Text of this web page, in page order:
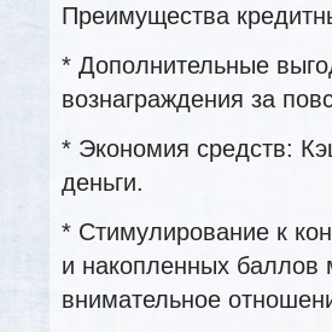
Преимущества
* Дополнительные
вознаграждения за
* Экономия средств:
деньги.
* Стимулирование к
и накопленных баллов
внимательное